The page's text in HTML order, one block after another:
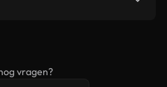
dat het eindproduct
vragen?